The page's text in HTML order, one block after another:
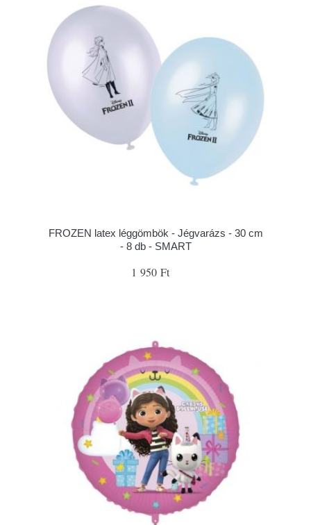
FROZEN latex léggömbök - Jégvarázs - 30 cm
- 8 db - SMART
1 950 Ft